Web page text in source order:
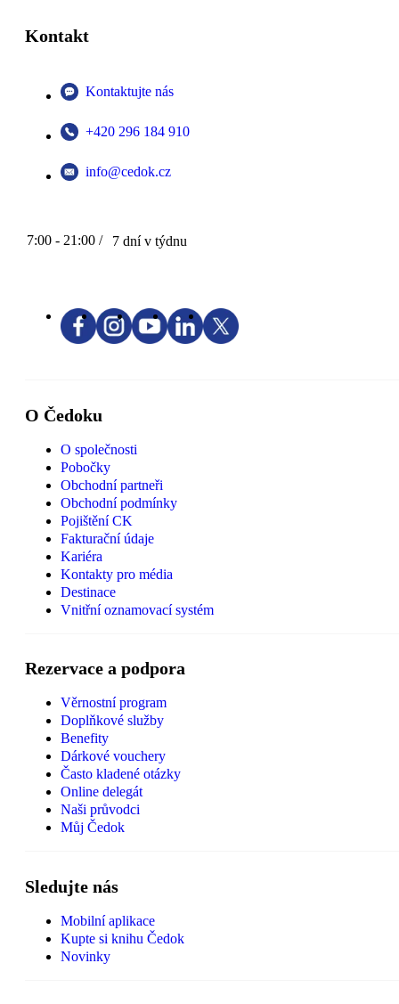
Kontakt
Kontaktujte nás
+420 296 184 910
info@cedok.cz
7:00 - 21:00 / 7 dní v týdnu
O Čedoku
O společnosti
Pobočky
Obchodní partneři
Obchodní podmínky
Pojištění CK
Fakturační údaje
Kariéra
Kontakty pro média
Destinace
Vnitřní oznamovací systém
Rezervace a podpora
Věrnostní program
Doplňkové služby
Benefity
Dárkové vouchery
Často kladené otázky
Online delegát
Naši průvodci
Můj Čedok
Sledujte nás
Mobilní aplikace
Kupte si knihu Čedok
Novinky